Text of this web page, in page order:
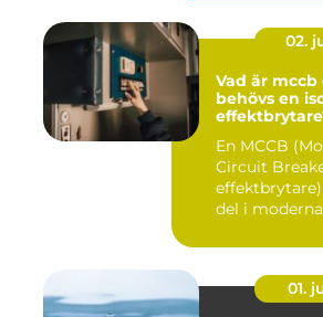
02.
Vad är mccb
behövs en
En MCCB
Circuit
del i
01.